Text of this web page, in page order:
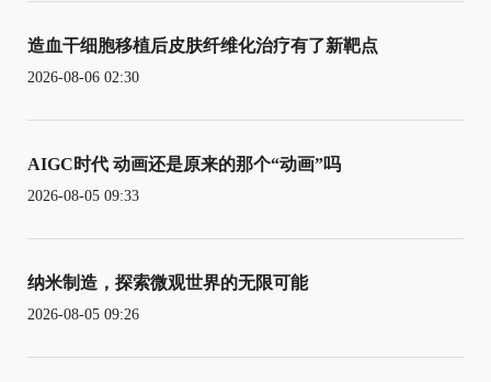
造血干细胞移植后皮肤纤维化治疗有了新靶点
2026-08-06 02:30
AIGC时代 动画还是原来的那个“动画”吗
2026-08-05 09:33
纳米制造，探索微观世界的无限可能
2026-08-05 09:26